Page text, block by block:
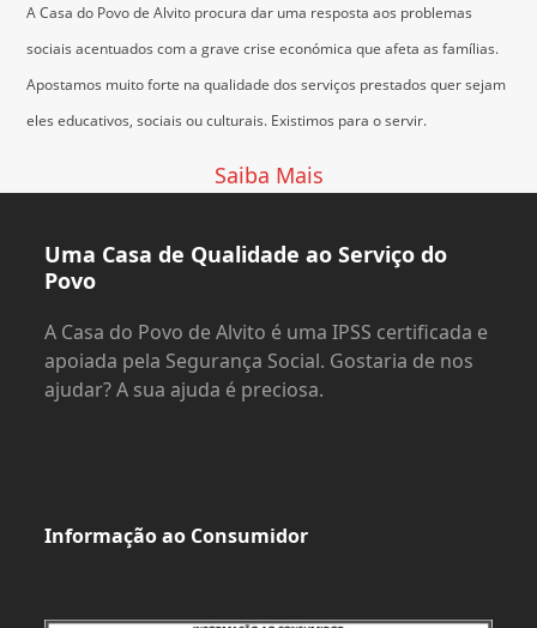
A Casa do Povo de Alvito procura dar uma resposta aos problemas
sociais acentuados com a grave crise económica que afeta as famílias.
Apostamos muito forte na qualidade dos serviços prestados quer sejam
eles educativos, sociais ou culturais. Existimos para o servir.
Saiba Mais
Uma Casa de Qualidade ao Serviço do
Povo
A Casa do Povo de Alvito é uma IPSS certificada e
apoiada pela Segurança Social. Gostaria de nos
ajudar? A sua ajuda é preciosa.
Informação ao Consumidor